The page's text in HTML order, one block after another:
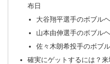
布日
大谷翔平選手のボブル
山本由伸選手のボブル
佐々木朗希投手のボブ
確実にゲットするには？